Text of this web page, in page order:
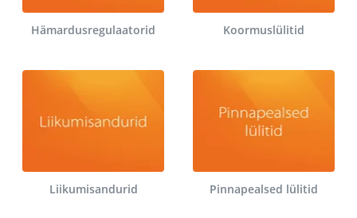
Hämardusregulaatorid Koormuslülitid
Liikumisandurid Pinnapealsed lülitid